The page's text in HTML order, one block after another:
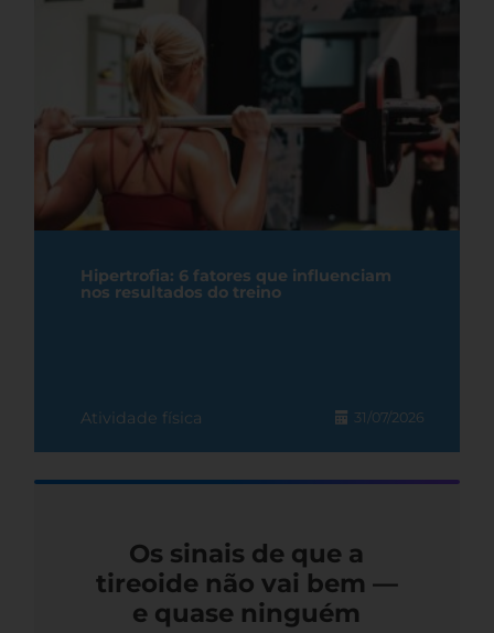
Hipertrofia: 6 fatores que influenciam
nos resultados do treino
Atividade física 31/07/2026
Os sinais de que a
tireoide não vai bem —
e quase ninguém